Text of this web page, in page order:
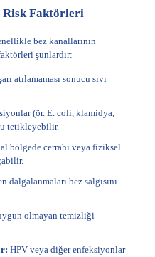
Risk Faktörleri
bez kanallarının
şunlardır:
atılamaması sonucu sıvı
(ör. E. coli, klamidya,
tetikleyebilir.
bölgede cerrahi veya fiziksel
dalgalanmaları bez salgısını
olmayan temizliği
HPV veya diğer enfeksiyonlar